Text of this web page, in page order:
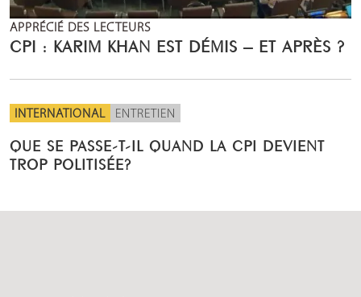
APPRÉCIÉ DES LECTEURS
CPI : KARIM KHAN EST DÉMIS – ET APRÈS ?
INTERNATIONAL ENTRETIEN
QUE SE PASSE-T-IL QUAND LA CPI DEVIENT
TROP POLITISÉE?